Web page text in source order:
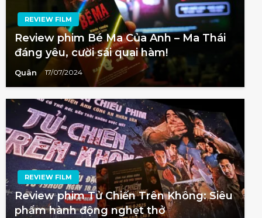
REVIEW FILM
Review phim Bé Ma Của Anh – Ma Thái
đáng yêu, cười sái quai hàm!
Quân 17/07/2024
REVIEW FILM
Review phim Tử Chiến Trên Không: Siêu
phẩm hành động nghẹt thở